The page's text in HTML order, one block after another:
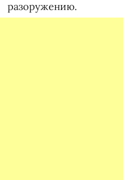
разоружению.